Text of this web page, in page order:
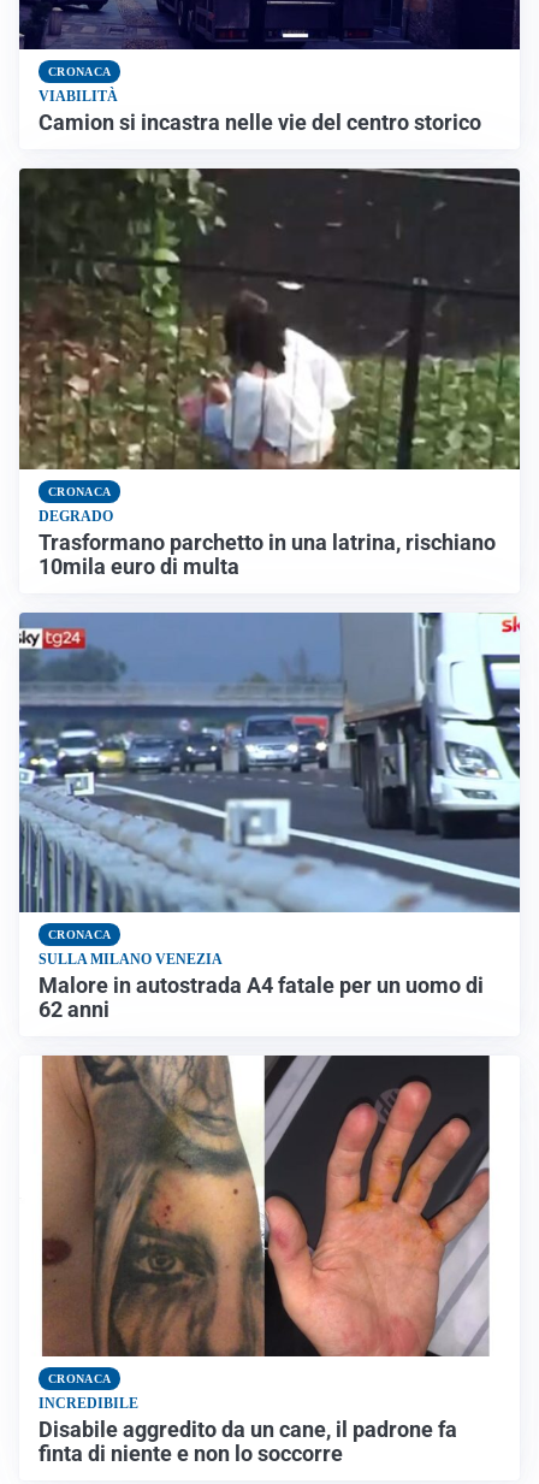
CRONACA
VIABILITÀ
Camion si incastra nelle vie del centro storico
CRONACA
DEGRADO
Trasformano parchetto in una latrina, rischiano
10mila euro di multa
CRONACA
SULLA MILANO VENEZIA
Malore in autostrada A4 fatale per un uomo di
62 anni
CRONACA
INCREDIBILE
Disabile aggredito da un cane, il padrone fa
finta di niente e non lo soccorre